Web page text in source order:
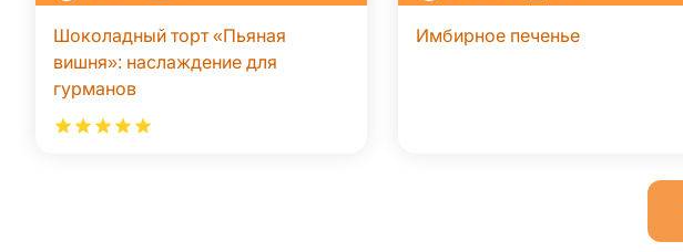
Шоколадный торт «Пьяная
вишня»: наслаждение для
гурманов
Имбирное печенье